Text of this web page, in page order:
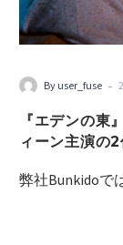
By user_fuse -
『エデンの東
ィーン主演の
弊社Bunkidoで